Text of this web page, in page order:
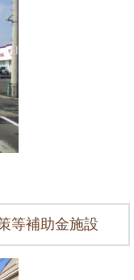
等補助金施設